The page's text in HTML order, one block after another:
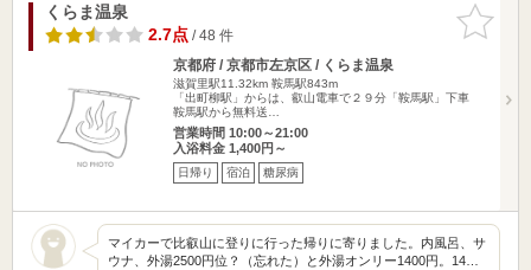
お気に入
りに追加
くらま温泉
2.7点/ 48 件
京都府 / 京都市左京区 / くらま温泉
滋賀里駅11.32km 鞍馬駅843m
「出町柳駅」からは、叡山電車で２９分「鞍馬駅」下車
鞍馬駅から無料送…
営業時間 10:00～21:00
入浴料金 1,400円～
日帰り 宿泊 糖尿病
マイカーで比叡山に登りに行った帰りに寄りました。内風呂、サ
ウナ、外湯2500円位？（忘れた）と外湯オンリー1400円。14…